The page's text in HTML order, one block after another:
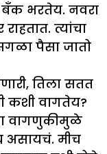
बँक भरतेय. नवरा
त्यांचा
पैसा जातो
तिला सतत
कशी वागतेय?
वागणुकीमुळे
असायचं. मीच